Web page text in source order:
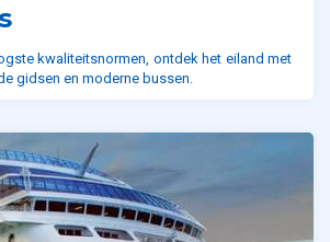
kwaliteitsnormen, ontdek het eiland met
gidsen en moderne bussen.